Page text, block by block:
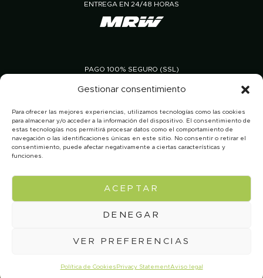
Gestionar consentimiento
Para ofrecer las mejores experiencias, utilizamos tecnologías como las cookies
para almacenar y/o acceder a la información del dispositivo. El consentimiento de
estas tecnologías nos permitirá procesar datos como el comportamiento de
navegación o las identificaciones únicas en este sitio. No consentir o retirar el
consentimiento, puede afectar negativamente a ciertas características y
funciones.
ACEPTAR
DENEGAR
VER PREFERENCIAS
Política de Cookies Privacy StatementAviso legal
ENTREGA EN 24/48 HORAS
PAGO 100% SEGURO (SSL)
Aviso legal
Política de privacidad
Condiciones de venta y devolución
vacaciones de verano del 7 al 31 de agosto. Los pedidos
realizados durante este periodo se procesarán y enviarán a
partir del 31 de agosto, por orden de recepción. Disculpen
las molestias y gracias por su comprensión.